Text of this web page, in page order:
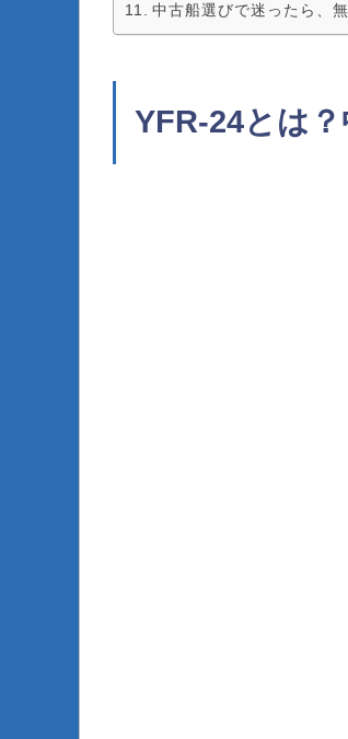
中古船選びで迷ったら、
YFR-24とは